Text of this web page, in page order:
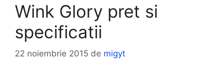
Wink Glory pret si
specificatii
22 noiembrie 2015 de migyt